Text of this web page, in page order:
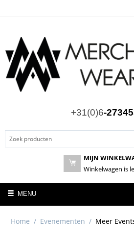
+31(0)6-
MIJN
Winkelwagen is
MENU
Home / Evenementen / Meer